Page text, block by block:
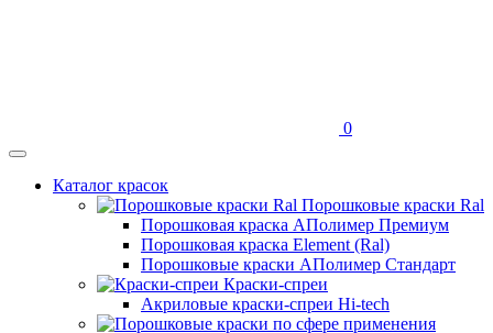
0
Каталог красок
Порошковые краски Ral
Порошковая краска АПолимер Премиум
Порошковая краска Element (Ral)
Порошковые краски АПолимер Стандарт
Краски-спреи
Акриловые краски-спреи Hi-tech